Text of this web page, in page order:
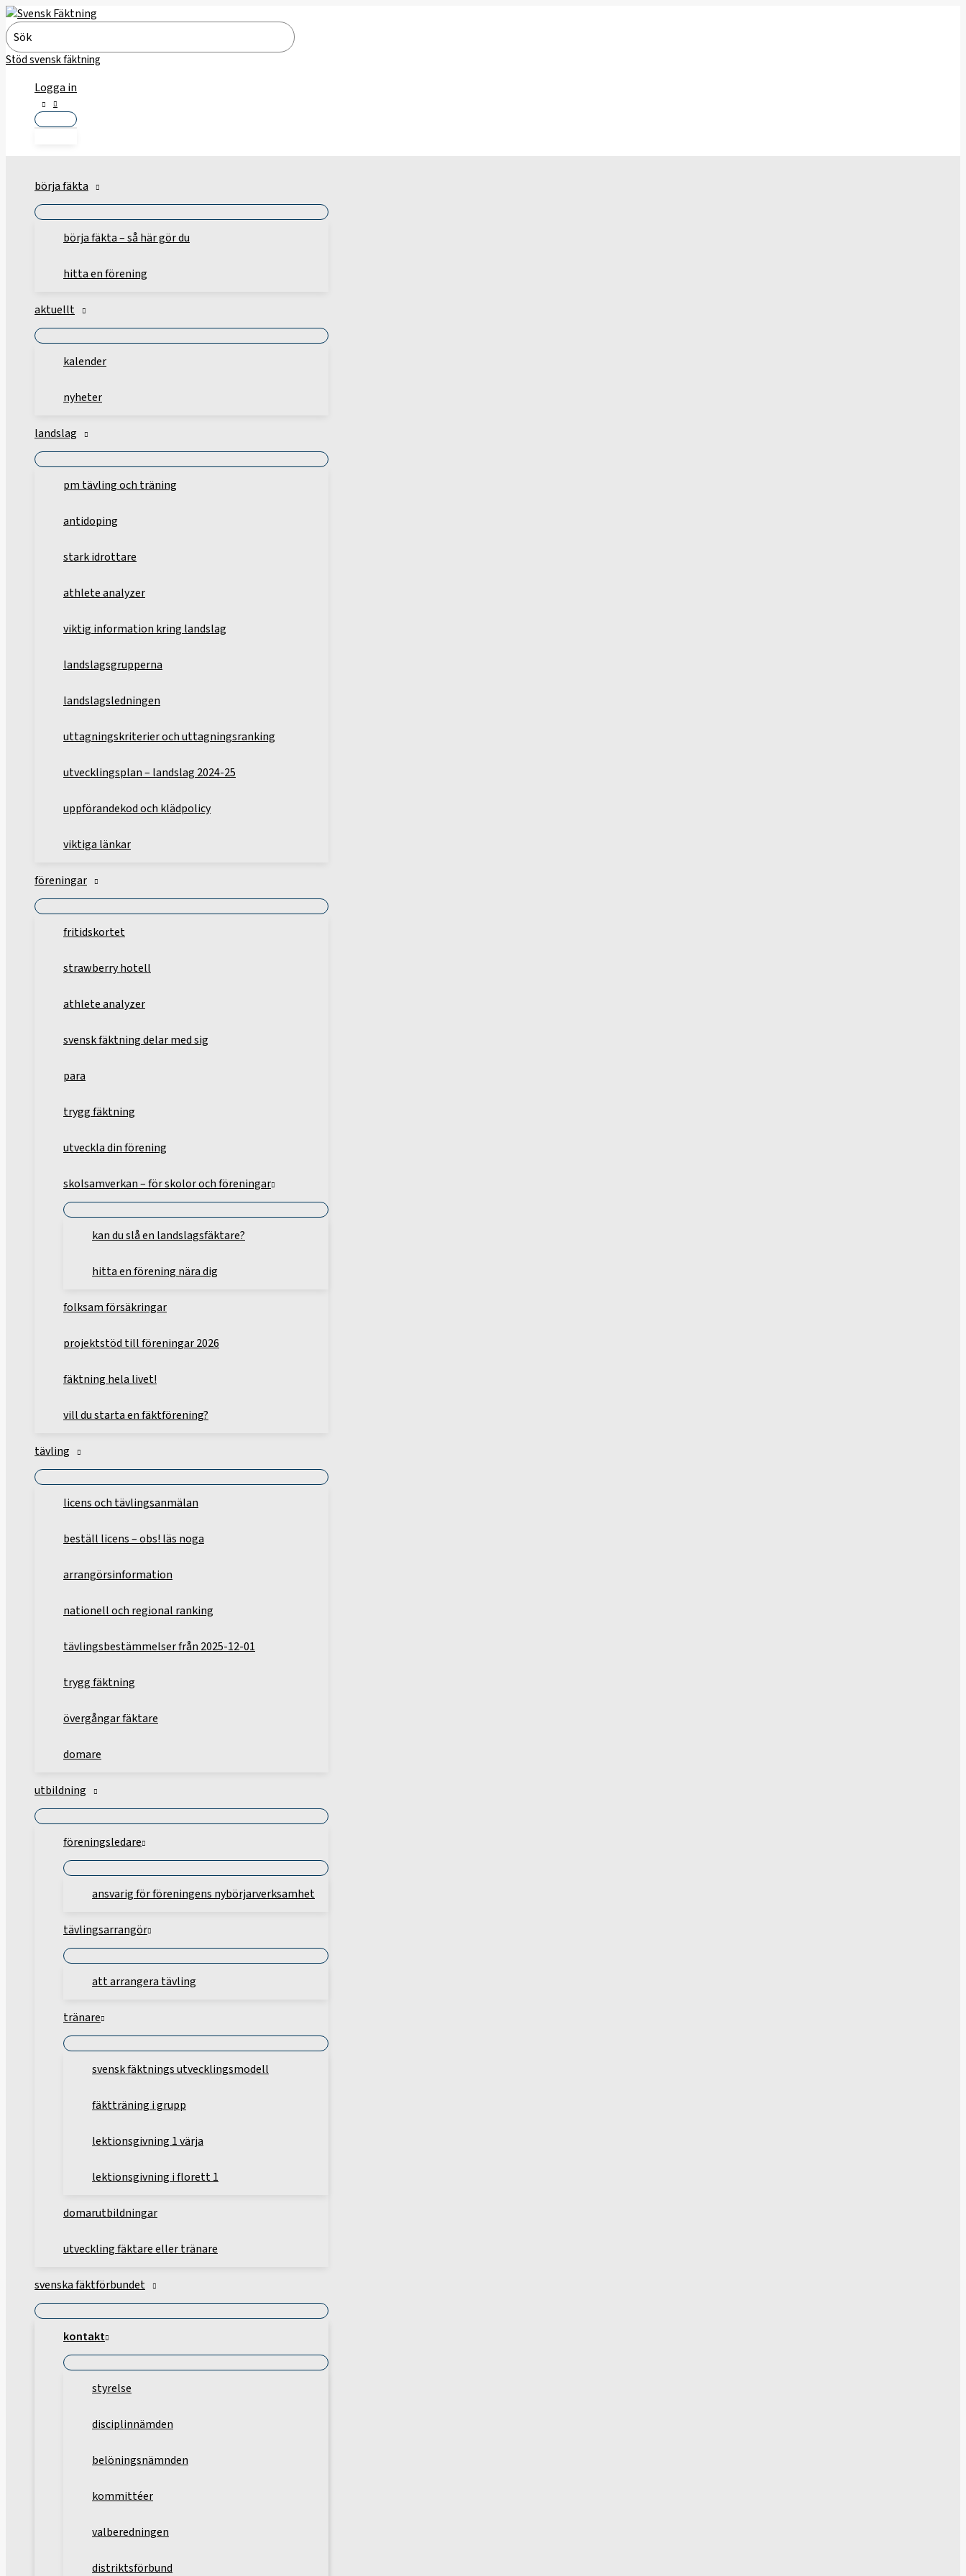
Hoppa
till
innehåll
Search
for:
Stöd svensk fäktning
Logga in
börja fäkta
börja fäkta – så här gör du
hitta en förening
aktuellt
kalender
nyheter
landslag
pm tävling och träning
antidoping
stark idrottare
athlete analyzer
viktig information kring landslag
landslagsgrupperna
landslagsledningen
uttagningskriterier och uttagningsranking
utvecklingsplan – landslag 2024-25
uppförandekod och klädpolicy
viktiga länkar
föreningar
fritidskortet
strawberry hotell
athlete analyzer
svensk fäktning delar med sig
para
trygg fäktning
utveckla din förening
skolsamverkan – för skolor och föreningar
kan du slå en landslagsfäktare?
hitta en förening nära dig
folksam försäkringar
projektstöd till föreningar 2026
fäktning hela livet!
vill du starta en fäktförening?
tävling
licens och tävlingsanmälan
beställ licens – obs! läs noga
arrangörsinformation
nationell och regional ranking
tävlingsbestämmelser från 2025-12-01
trygg fäktning
övergångar fäktare
domare
utbildning
föreningsledare
ansvarig för föreningens nybörjarverksamhet
tävlingsarrangör
att arrangera tävling
tränare
svensk fäktnings utvecklingsmodell
fäktträning i grupp
lektionsgivning 1 värja
lektionsgivning i florett 1
domarutbildningar
utveckling fäktare eller tränare
svenska fäktförbundet
kontakt
styrelse
disciplinnämden
belöningsnämnden
kommittéer
valberedningen
distriktsförbund